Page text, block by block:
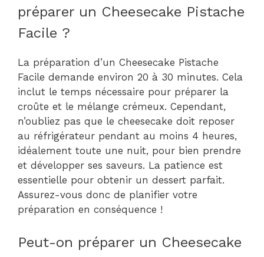
préparer un Cheesecake Pistache
Facile ?
La préparation d’un Cheesecake Pistache
Facile demande environ 20 à 30 minutes. Cela
inclut le temps nécessaire pour préparer la
croûte et le mélange crémeux. Cependant,
n’oubliez pas que le cheesecake doit reposer
au réfrigérateur pendant au moins 4 heures,
idéalement toute une nuit, pour bien prendre
et développer ses saveurs. La patience est
essentielle pour obtenir un dessert parfait.
Assurez-vous donc de planifier votre
préparation en conséquence !
Peut-on préparer un Cheesecake